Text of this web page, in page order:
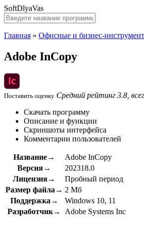
SoftDlyaVas
Главная » Офисные и бизнес-
Adobe InCopy
Поставить оценку Средний рейтинг 3.8,
Скачать программу
Описание и функции
Скриншоты интерфейса
Комментарии пользователей
Название→
Adobe InCopy
Версия→
202318.0
Лицензия→
Пробный период
Размер файла→ 2 Мб
Поддержка→
Windows 10, 11
Разработчик→
Adobe Systems Inc